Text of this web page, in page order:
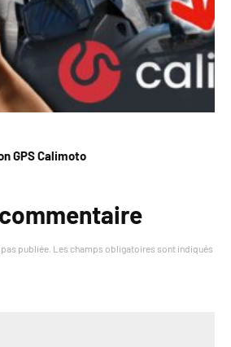
GPS Calimoto
publiée. Les champs obligatoires sont indiqués